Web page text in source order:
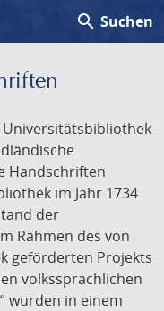
search Suchen
Universitätsbibliothek
Handschriften
im Jahr 1734
der
Rahmen des von
geförderten Projekts
volkssprachlichen
wurden in einem